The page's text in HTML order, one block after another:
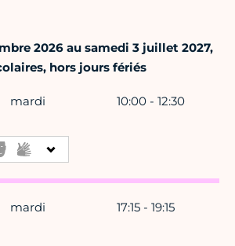
2026 au samedi 3 juillet 2027,
hors jours fériés
mardi 10:00 - 12:30
mardi 17:15 - 19:15